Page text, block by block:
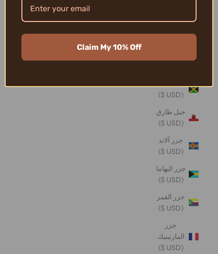
(USD $)
جبل طارق
(USD $)
جزر آلاند
(USD $)
جزر البهاما
(USD $)
جزر القمر
(USD $)
جزر
المارتينيك
(USD $)
Claim My 10% Off